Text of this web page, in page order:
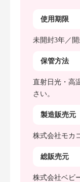
使用期限
未開封3年／
保管方法
直射日光・高
さい。
製造販売元
株式会社モカ
総販売元
株式会社ベビ